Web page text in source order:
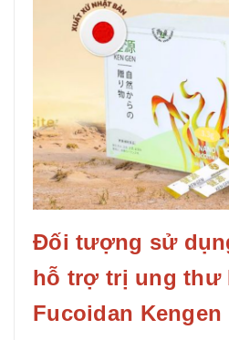
Đối tượng sử
hỗ trợ trị ung thư
Fucoidan Kengen